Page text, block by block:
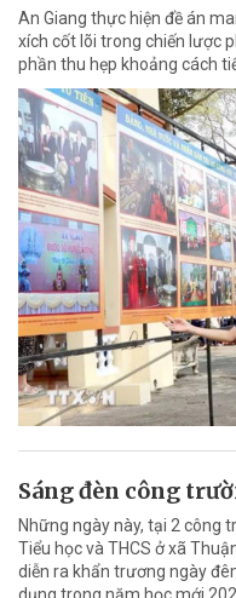
An Giang thực hiện đề án
xích cốt lõi trong chiến lược
phần thu hẹp khoảng cách
Sáng đèn công
Những ngày này, tại 2 công
Tiểu học và THCS ở xã
diễn ra khẩn trương ngày